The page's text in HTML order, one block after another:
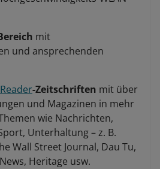
mit
und ansprechenden
-Zeitschriften mit über
und Magazinen in mehr
wie Nachrichten,
Unterhaltung – z. B.
Wall Street Journal, Dau Tu,
Heritage usw.